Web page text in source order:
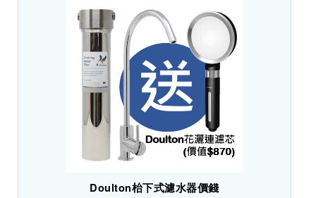
Doulton枱下式濾水器價錢